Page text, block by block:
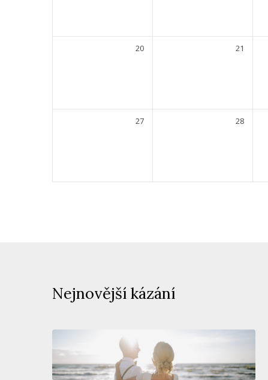
20 21
27 28
Nejnovější kázání